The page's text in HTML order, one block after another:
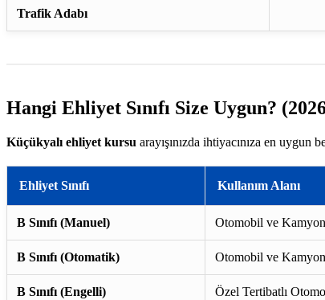
Trafik Adabı
Hangi Ehliyet Sınıfı Size Uygun?
Küçükyalı ehliyet kursu arayışınızda ihtiyacınıza en
Ehliyet Sınıfı Kullanım Alanı
B Sınıfı (Manuel) Otomobil ve
B Sınıfı (Otomatik) Otomobil ve
B Sınıfı (Engelli) Özel Tertibatlı